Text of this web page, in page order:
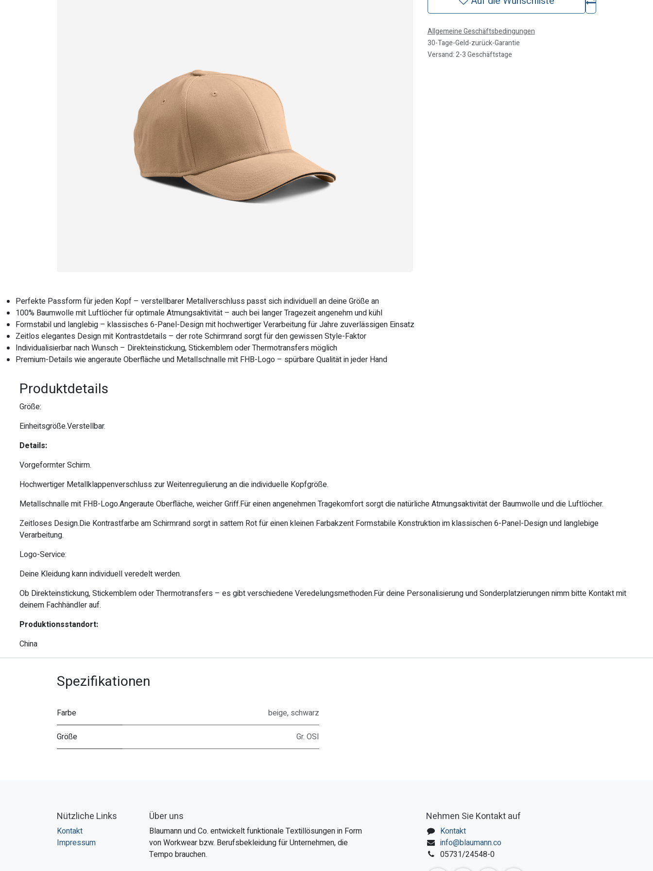
Allgemeine Geschäftsbedingungen
30-Tage-Geld-zurück-Garantie
Versand: 2-3 Geschäftstage
Perfekte Passform für jeden Kopf – verstellbarer Metallverschluss passt sich individuell an deine Größe an
100% Baumwolle mit Luftlöcher für optimale Atmungsaktivität – auch bei langer Tragezeit angenehm und kühl
Formstabil und langlebig – klassisches 6-Panel-Design mit hochwertiger Verarbeitung für Jahre zuverlässigen Einsatz
Zeitlos elegantes Design mit Kontrastdetails – der rote Schirmrand sorgt für den gewissen Style-Faktor
Individualisierbar nach Wunsch – Direkteinstickung, Stickemblem oder Thermotransfers möglich
Premium-Details wie angeraute Oberfläche und Metallschnalle mit FHB-Logo – spürbare Qualität in jeder Hand
Produktdetails
Größe:
Einheitsgröße.Verstellbar.
Details:
Vorgeformter Schirm.
Hochwertiger Metallklappenverschluss zur Weitenregulierung an die individuelle Kopfgröße.
Metallschnalle mit FHB-Logo.Angeraute Oberfläche, weicher Griff.Für einen angenehmen Tragekomfort sorgt die natürliche Atmungsaktivität der Baumwolle und die Luftlöcher.
Zeitloses Design.Die Kontrastfarbe am Schirmrand sorgt in sattem Rot für einen kleinen Farbakzent Formstabile Konstruktion im klassischen 6-Panel-Design und langlebige
Verarbeitung.
Logo-Service:
Deine Kleidung kann individuell veredelt werden.
Ob Direkteinstickung, Stickemblem oder Thermotransfers – es gibt verschiedene Veredelungsmethoden.Für deine Personalisierung und Sonderplatzierungen nimm bitte Kontakt mit
deinem Fachhändler auf.
Produktionsstandort:
China
Spezifikationen
Farbe beige, schwarz
Größe Gr. OSI
Nützliche Links
Kontakt
Impressum
Über uns
Blaumann und Co. entwickelt funktionale Textillösungen in Form
von Workwear bzw. Berufsbekleidung für Unternehmen, die
Tempo brauchen.
Nehmen Sie Kontakt auf
Kontakt
info@blaumann.co
05731/24548-0